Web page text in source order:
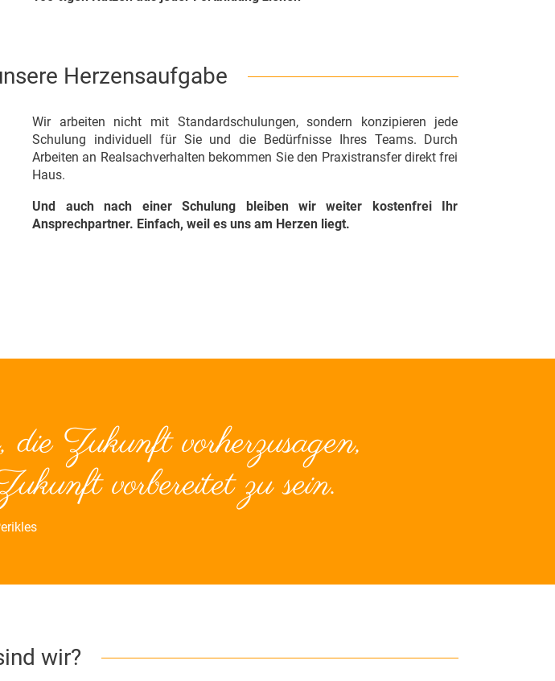
Herzensaufgabe
Wir arbeiten nicht mit Standardschulungen, sondern konzipieren jede
Schulung individuell für Sie und die Bedürfnisse Ihres Teams. Durch
Arbeiten an Realsachverhalten bekommen Sie den Praxistransfer direkt frei
Haus.
Und auch nach einer Schulung bleiben wir weiter kostenfrei Ihr
Ansprechpartner. Einfach, weil es uns am Herzen liegt.
Zukunft vorherzusagen,
vorbereitet zu sein.
wir?